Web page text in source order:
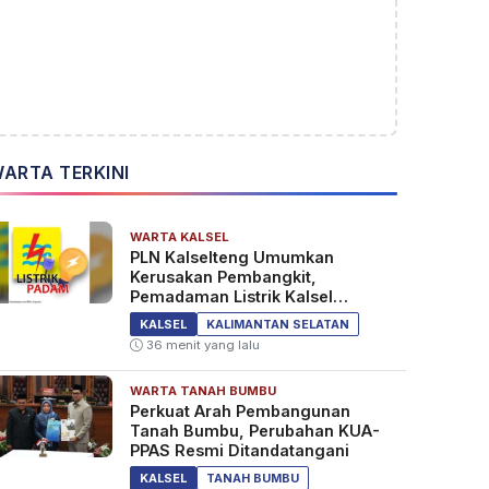
TERKINI
WARTA KALSEL
PLN Kalselteng Umumkan
Kerusakan Pembangkit,
Pemadaman Listrik Kalsel
Diperpanjang?
KALSEL
KALIMANTAN SELATAN
36 menit yang lalu
WARTA TANAH BUMBU
Perkuat Arah Pembangunan
Tanah Bumbu, Perubahan KUA-
PPAS Resmi Ditandatangani
KALSEL TANAH BUMBU